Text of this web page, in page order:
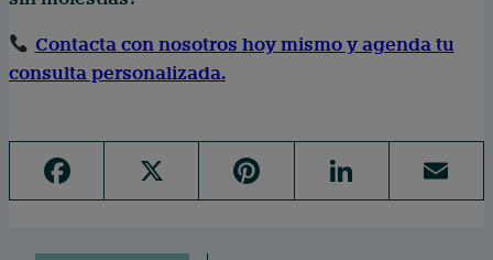
Contacta con nosotros hoy mismo y agenda tu
consulta personalizada.
F
a
X
Pi
n
Li
n
E
m